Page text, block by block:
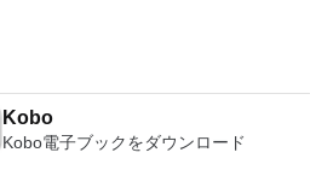
language UI,File Roaming and Docer
online templates. Key features include:
Arch Linux、Archbang、BartPE /
pebuilder、CentOS、Damn Small
Linux、Fedora、FreeDOS、Gentoo、
ラムで動作します。 Microsoft Office
Access 2007。 Microsoft Office Excel
2007。 Microsoft Office InfoPath
とサラウンドサウンドシステムの可能性
を解き放ち、360°ビデオの増え続けるコ
レクションへのアクセスで仮想世界に没
頭するか、PCまたはラップトップでの
Kobo
Kobo電子ブックをダウンロード